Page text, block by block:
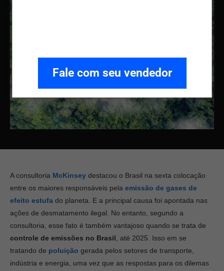
Fale com seu vendedor
A consultoria McKinsey destacou o Brasil na sexta colocação
entre os maiores responsáveis pela emissão de gases de
efeito estufa do planeta. E a principal causa foi apontada nas
ações de desmatamento ilegal. No entanto, segundo a
consultoria, esse fato é também vantajoso quando se trata de
controle de emissões no Brasil , até 2025. Isso em se
tratando de poluição gerada pelos setores de transporte,
indústria e energia, uma vez que as respostas para os dilemas